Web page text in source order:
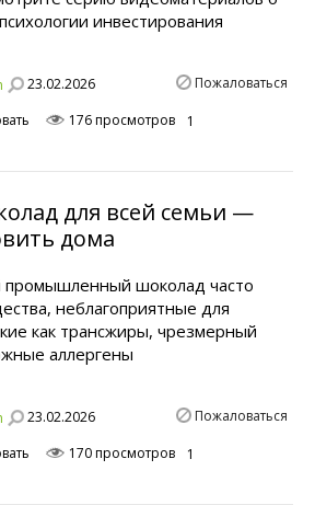
инвестирования
23.02.2026 Пожаловаться
176 просмотров 1
для всей семьи —
дома
шоколад часто
неблагоприятные для
как трансжиры, чрезмерный
аллергены
23.02.2026 Пожаловаться
170 просмотров 1